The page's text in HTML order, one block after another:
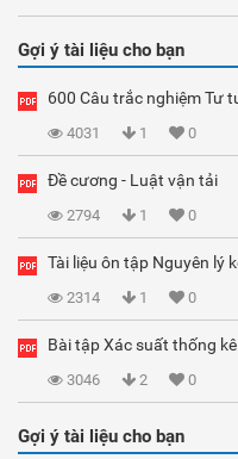
Gợi ý tài liệu cho bạn
600 Câu trắc nghiệm Tư
4031 1 0
Đề cương - Luật vận tải
2794 1 0
Tài liệu ôn tập Nguyên lý
2314 1 0
Bài tập Xác suất thống
3046 2 0
Gợi ý tài liệu cho bạn